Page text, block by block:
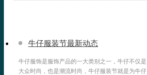
牛仔服装节最新动态
牛仔服饰是服饰产品的一大类别之一，牛仔不仅是
大众时尚，也是潮流时尚，牛仔服装节就是为牛仔